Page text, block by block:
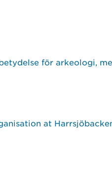
för arkeologi,
at